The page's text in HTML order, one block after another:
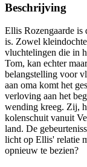
Beschrijving
Ellis Rozengaarde is
is. Zowel
vluchtelingen die in
Tom, kan echter
belangstelling voor
aan oma komt het
verloving aan het
wending kreeg. Zij,
kolenschuit vanuit
land. De
licht op Ellis' relatie
opnieuw te bezien?